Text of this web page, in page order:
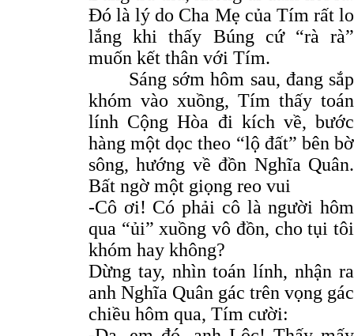
Đó là lý do Cha Mẹ của Tím rất lo
lắng khi thấy Búng cứ “rà rà”
muốn kết thân với Tím.
Sáng sớm hôm sau, đang sắp
khóm vào xuồng, Tím thấy toán
lính Cộng Hòa đi kích về, bước
hàng một dọc theo “lộ đất” bên bờ
sông, hướng về đồn Nghĩa Quân.
Bất ngờ một giọng reo vui
-Cô ơi! Có phải cô là người hôm
qua “ủi” xuồng vô đồn, cho tụi tôi
khóm hay không?
Dừng tay, nhìn toán lính, nhận ra
anh Nghĩa Quân gác trên vọng gác
chiều hôm qua, Tím cười: